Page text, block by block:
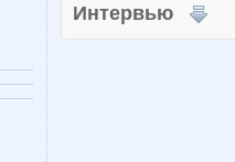
Интервью